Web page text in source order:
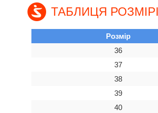
ТАБЛИЦЯ
Розмір
36
37
38
39
40